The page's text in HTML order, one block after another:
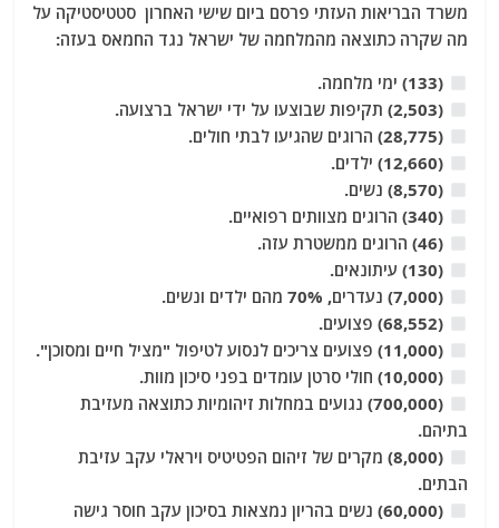
at
s
A
p
p
e
g
ra
m
ai
l
itt
c
b
o
k
משרד הבריאות העזתי פרסם ביום שישי האחרון סטטיסטיקה על
מה שקרה כתוצאה מהמלחמה של ישראל נגד החמאס בעזה:
(133) ימי מלחמה.
(2,503) תקיפות שבוצעו על ידי ישראל ברצועה.
(28,775) הרוגים שהגיעו לבתי חולים.
(12,660) ילדים.
(8,570) נשים.
(340) הרוגים מצוותים רפואיים.
(46) הרוגים ממשטרת עזה.
(130) עיתונאים.
(7,000) נעדרים, 70% מהם ילדים ונשים.
(68,552) פצועים.
(11,000) פצועים צריכים לנסוע לטיפול "מציל חיים ומסוכן".
(10,000) חולי סרטן עומדים בפני סיכון מוות.
(700,000) נגועים במחלות זיהומיות כתוצאה מעזיבת
בתיהם.
(8,000) מקרים של זיהום הפטיטיס ויראלי עקב עזיבת
הבתים.
(60,000) נשים בהריון נמצאות בסיכון עקב חוסר גישה